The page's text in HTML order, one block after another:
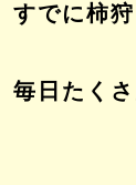
すでに柿
毎日たく